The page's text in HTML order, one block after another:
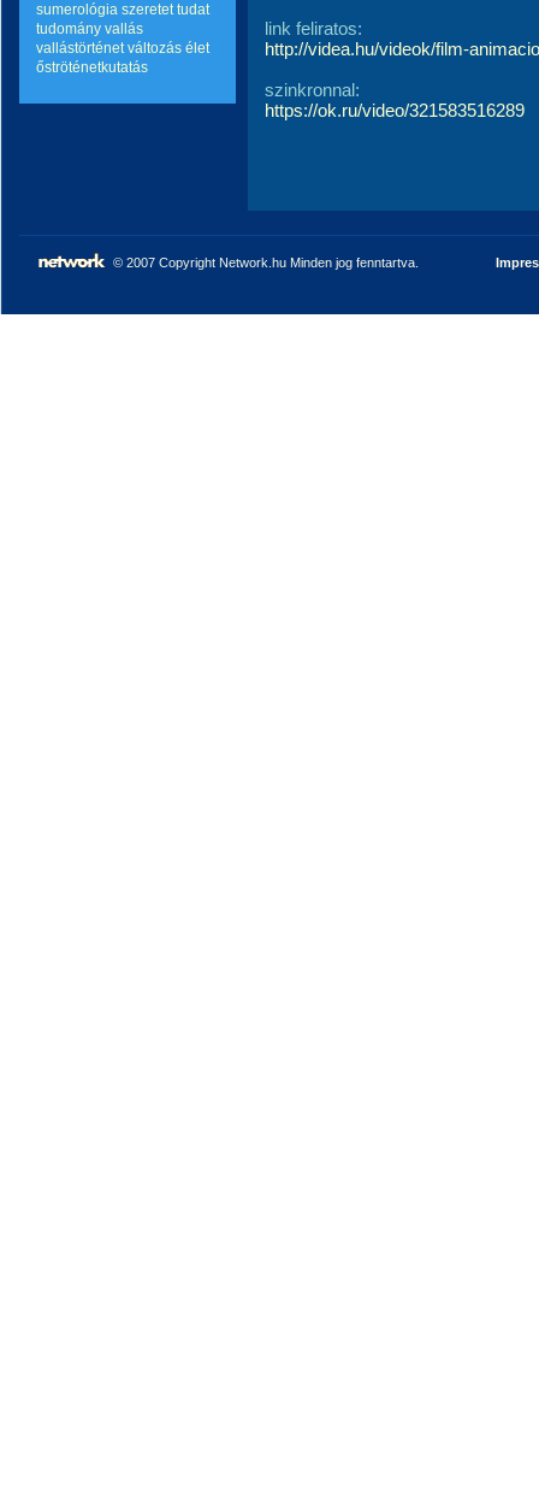
sumerológia szeretet tudat
tudomány vallás
vallástörténet változás élet
őströténetkutatás
link feliratos:
http://videa.hu/videok/film-
szinkronnal:
https://ok.ru/video/321583516289
© 2007 Copyright Network.hu Minden jog fenntartva.